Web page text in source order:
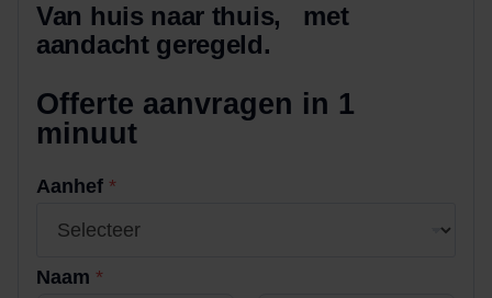
Van huis naar thuis, met
aandacht geregeld.
Offerte aanvragen in 1
minuut
+
h
Aanhef *
Naam *